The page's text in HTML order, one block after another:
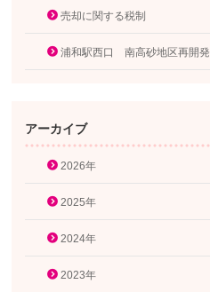
売却に関する税制
浦和駅西口 南高砂地区再開発
アーカイブ
2026年
2025年
2024年
2023年